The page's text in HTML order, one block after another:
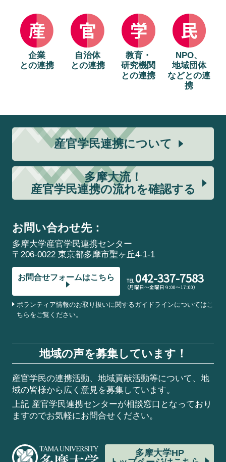
企業
との連携
自治体
との連携
教育・
研究機関
との連携
NPO、
地域団体
などとの連
携
産官学民連携について
多摩大流！
産官学民連携の流れを確認する
お問い合わせ先：
多摩大学産官学民連携センター
〒206-0022 東京都多摩市聖ヶ丘4-1-1
お問合せフォームはこちら TEL 042-337-7583
（月曜日～金曜日 9：00～17：00）
ボランティア情報のお取り扱いに関するガイドラインについてはこ
ちらをご覧ください。
地域の声を募集しています！
産官学民の連携活動、地域貢献活動等について、地
域の皆様から広く意見を募集しています。
上記 産官学民連携センターが相談窓口となっており
ますのでお気軽にお問合せください。
多摩大学HP